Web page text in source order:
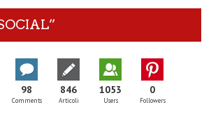
98
Comments
846
Articoli
1053
Users
0
Followers